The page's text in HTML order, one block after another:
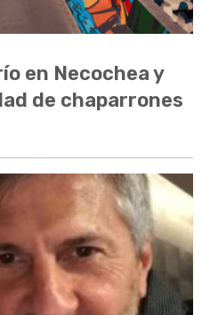
en Necochea y
de chaparrones